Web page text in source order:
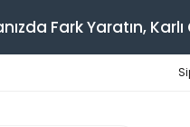
Fark Yaratın, Karlı